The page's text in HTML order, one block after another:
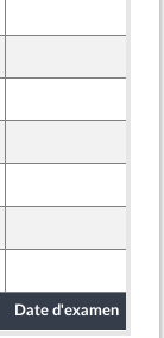
Date d'examen